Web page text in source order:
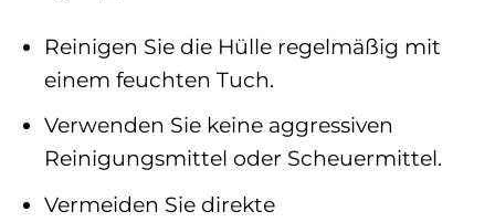
Reinigen Sie die Hülle regelmäßig mit
einem feuchten Tuch.
Verwenden Sie keine aggressiven
Reinigungsmittel oder Scheuermittel.
Vermeiden Sie direkte